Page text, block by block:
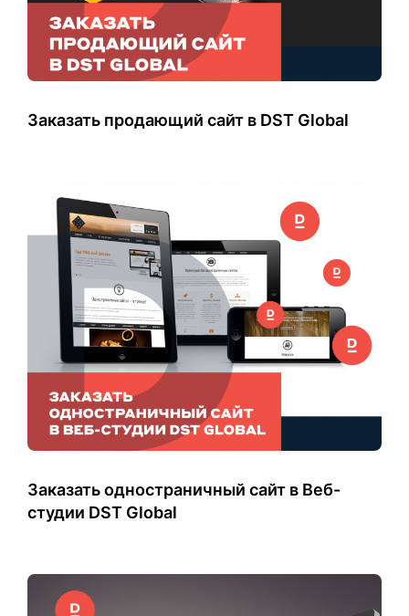
Заказать продающий сайт в DST Global
Заказать одностраничный сайт в Веб-
студии DST Global